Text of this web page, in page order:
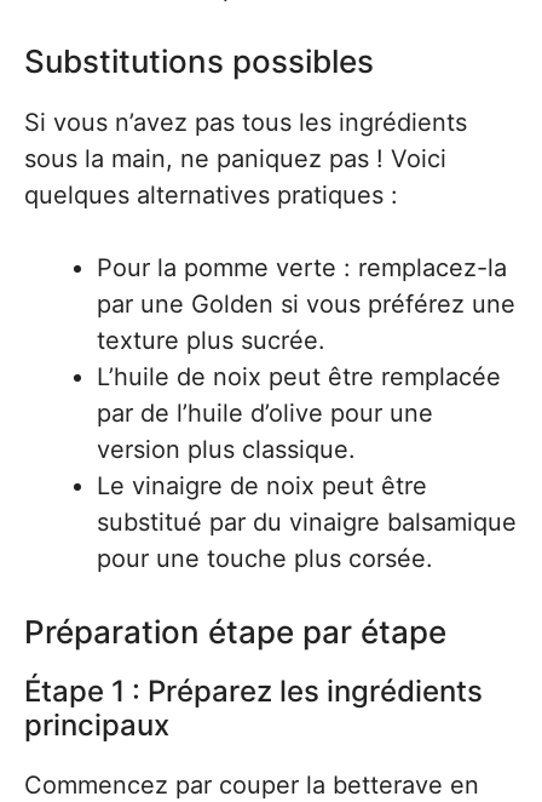
Substitutions possibles
Si vous n’avez pas tous les ingrédients
sous la main, ne paniquez pas ! Voici
quelques alternatives pratiques :
Pour la pomme verte : remplacez-la
par une Golden si vous préférez une
texture plus sucrée.
L’huile de noix peut être remplacée
par de l’huile d’olive pour une
version plus classique.
Le vinaigre de noix peut être
substitué par du vinaigre balsamique
pour une touche plus corsée.
Préparation étape par étape
Étape 1 : Préparez les ingrédients
principaux
Commencez par couper la betterave en